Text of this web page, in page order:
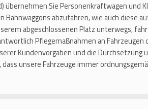
Sie Personenkraftwagen und
Bahnwaggons abzufahren, wie auch diese
abgeschlossenen Platz unterwegs,
Pflegemaßnahmen an Fahrzeugen
Kundenvorgaben und die Durchsetzung
dass unsere Fahrzeuge immer